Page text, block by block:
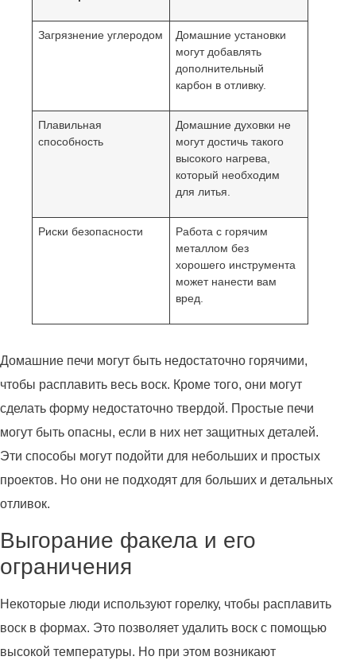
Загрязнение углеродом
Домашние установки
могут добавлять
дополнительный
карбон в отливку.
Плавильная
способность
Домашние духовки не
могут достичь такого
высокого нагрева,
который необходим
для литья.
Риски безопасности
Работа с горячим
металлом без
хорошего инструмента
может нанести вам
вред.
Домашние печи могут быть недостаточно горячими,
чтобы расплавить весь воск. Кроме того, они могут
сделать форму недостаточно твердой. Простые печи
могут быть опасны, если в них нет защитных деталей.
Эти способы могут подойти для небольших и простых
проектов. Но они не подходят для больших и детальных
отливок.
Выгорание факела и его
ограничения
Некоторые люди используют горелку, чтобы расплавить
воск в формах. Это позволяет удалить воск с помощью
высокой температуры. Но при этом возникают